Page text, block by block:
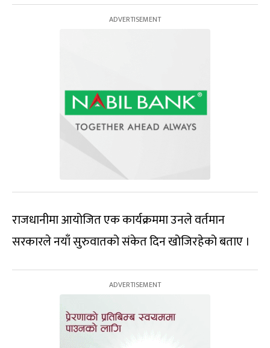
राजधानीमा आयोजित एक कार्यक्रममा उनले वर्तमान
सरकारले नयाँ सुरुवातको संकेत दिन खोजिरहेको बताए ।